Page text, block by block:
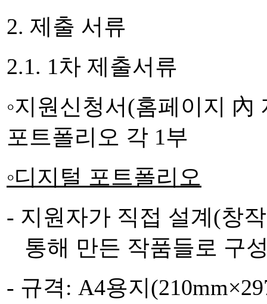
2. 제출 서류
2.1. 1차 제출서류
◦지원신청서(홈페이지 內
포트폴리오 각 1부
◦디지털 포트폴리오
- 지원자가 직접 설계(창작
통해 만든 작품들로 구
- 규격: A4용지